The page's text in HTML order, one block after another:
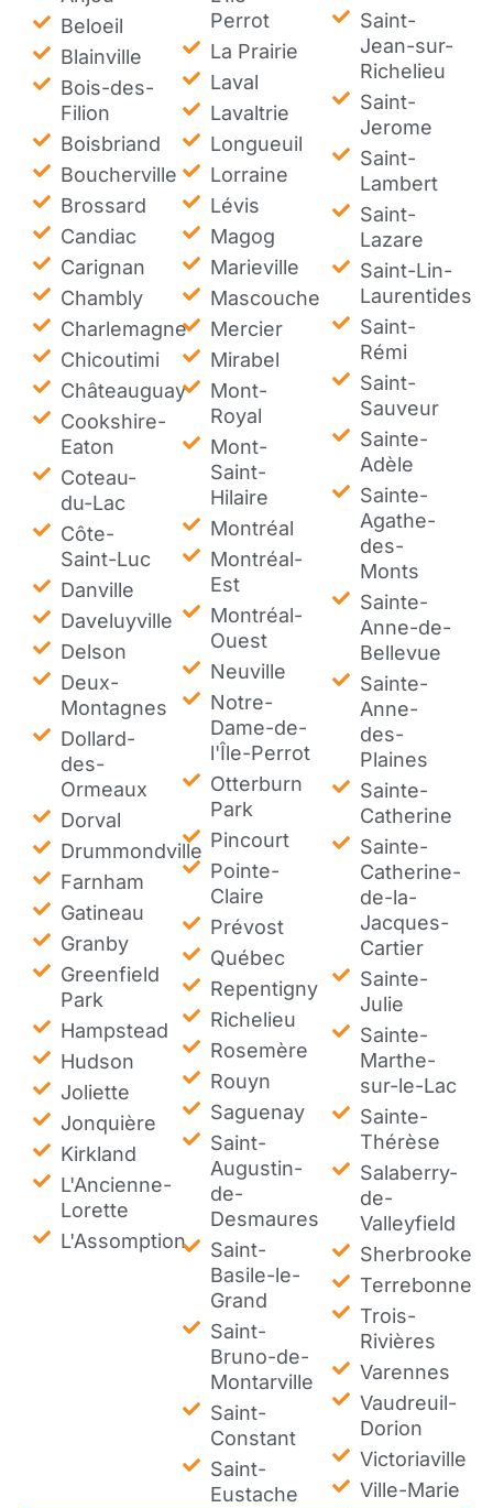
Beloeil
Blainville
Bois-des-
Filion
Boisbriand
Boucherville
Brossard
Candiac
Carignan
Chambly
Charlemagne
Chicoutimi
Châteauguay
Cookshire-
Eaton
Coteau-
du-Lac
Côte-
Saint-Luc
Danville
Daveluyville
Delson
Deux-
Montagnes
Dollard-
des-
Ormeaux
Dorval
Drummondville
Farnham
Gatineau
Granby
Greenfield
Park
Hampstead
Hudson
Joliette
Jonquière
Kirkland
L'Ancienne-
Lorette
L'Assomption
Perrot
La Prairie
Laval
Lavaltrie
Longueuil
Lorraine
Lévis
Magog
Marieville
Mascouche
Mercier
Mirabel
Mont-
Royal
Mont-
Saint-
Hilaire
Montréal
Montréal-
Est
Montréal-
Ouest
Neuville
Notre-
Dame-de-
l'Île-Perrot
Otterburn
Park
Pincourt
Pointe-
Claire
Prévost
Québec
Repentigny
Richelieu
Rosemère
Rouyn
Saguenay
Saint-
Augustin-
de-
Desmaures
Saint-
Basile-le-
Grand
Saint-
Bruno-de-
Montarville
Saint-
Constant
Saint-
Eustache
Saint-
Jean-sur-
Richelieu
Saint-
Jerome
Saint-
Lambert
Saint-
Lazare
Saint-Lin-
Laurentides
Saint-
Rémi
Saint-
Sauveur
Sainte-
Adèle
Sainte-
Agathe-
des-
Monts
Sainte-
Anne-de-
Bellevue
Sainte-
Anne-
des-
Plaines
Sainte-
Catherine
Sainte-
Catherine-
de-la-
Jacques-
Cartier
Sainte-
Julie
Sainte-
Marthe-
sur-le-Lac
Sainte-
Thérèse
Salaberry-
de-
Valleyfield
Sherbrooke
Terrebonne
Trois-
Rivières
Varennes
Vaudreuil-
Dorion
Victoriaville
Ville-Marie